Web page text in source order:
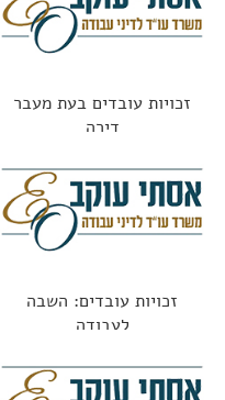
זכויות עובדים בעת מעבר
דירה
זכויות עובדים: השבה
לעבודה